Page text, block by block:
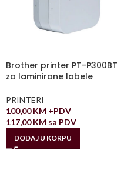
Brother printer PT-P300BT
za laminirane labele
PRINTERI
100,00KM +PDV
117,00KM sa PDV
DODAJ U KORPU